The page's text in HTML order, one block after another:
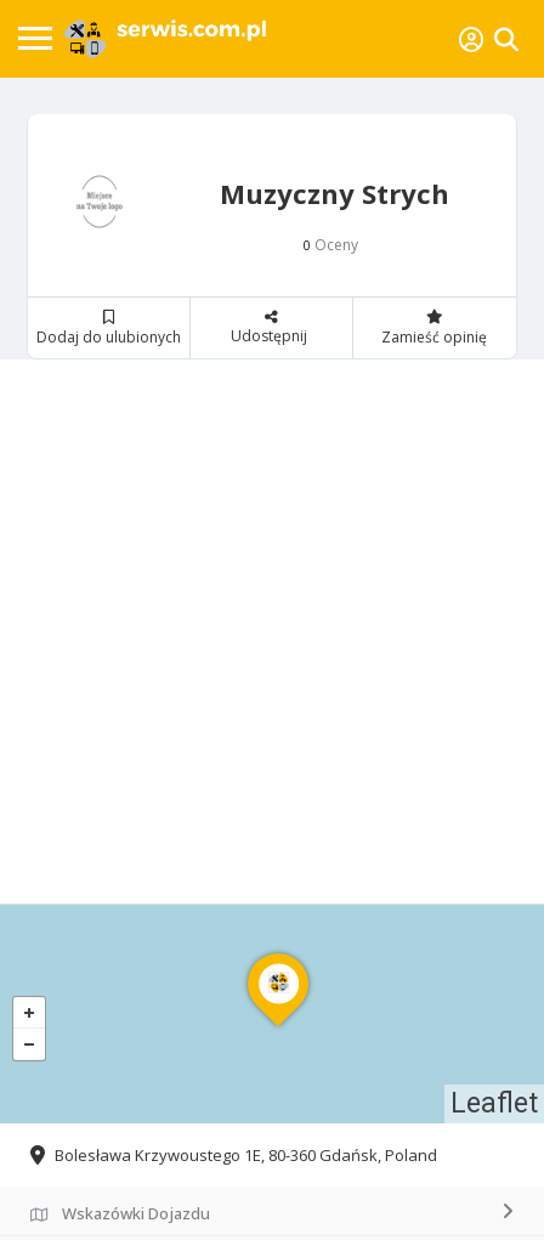
Muzyczny Strych
0 Oceny
Dodaj do ulubionych Udostępnij Zamieść opinię
Leaflet
Bolesława Krzywoustego 1E, 80-360 Gdańsk, Poland
Wskazówki Dojazdu